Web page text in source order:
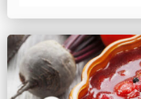
являющаяся
сути, представляет
норм, призванных